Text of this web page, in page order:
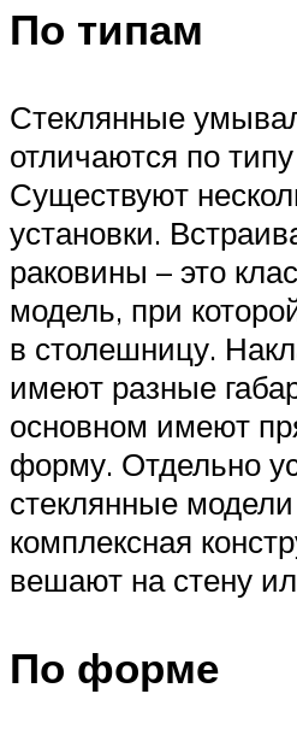
По типам
Стеклянные
отличаются по
Существуют
установки.
раковины – это
модель, при
в столешницу.
имеют разные
основном имеют
форму. Отдельно
стеклянные модели
комплексная
вешают на стену
По форме